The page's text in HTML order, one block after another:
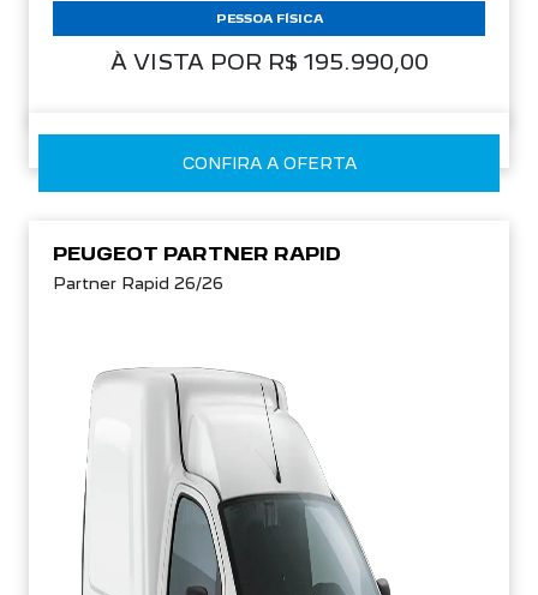
À VISTA POR R$ 195.990,00
PESSOA FÍSICA
CONFIRA A OFERTA
PEUGEOT PARTNER RAPID
Partner Rapid 26/26